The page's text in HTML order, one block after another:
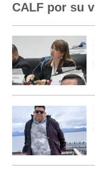
CALF por su